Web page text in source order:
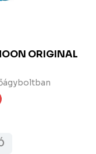
ORIGINAL